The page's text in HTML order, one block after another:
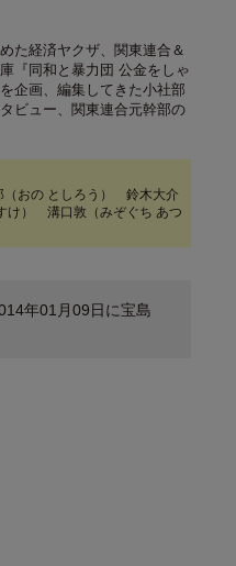
た経済ヤクザ、関東連合＆
『同和と暴力団 公金をしゃ
企画、編集してきた小社部
ビュー、関東連合元幹部の
おの としろう） 鈴木大介
け） 溝口敦（みぞぐち あつ
年01月09日に宝島